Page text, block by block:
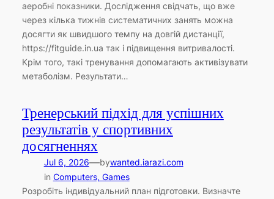
аеробні показники. Дослідження свідчать, що вже
через кілька тижнів систематичних занять можна
досягти як швидшого темпу на довгій дистанції,
https://fitguide.in.ua так і підвищення витривалості.
Крім того, такі тренування допомагають активізувати
метаболізм. Результати…
Тренерський підхід для успішних
результатів у спортивних
досягненнях
Jul 6, 2026—bywanted.iarazi.com
in Computers, Games
Розробіть індивідуальний план підготовки. Визначте